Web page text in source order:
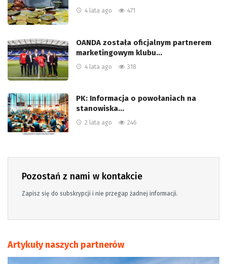
4 lata ago 471
OANDA została oficjalnym partnerem
marketingowym klubu…
4 lata ago 318
PK: Informacja o powołaniach na
stanowiska…
2 lata ago 246
Pozostań z nami w kontakcie
Zapisz się do subskrypcji i nie przegap żadnej informacji.
Artykuły naszych partnerów